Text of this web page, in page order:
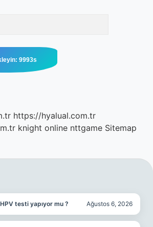
https://hyalual.com.tr
knight online nttgame Sitemap
testi yapıyor mu ? Ağustos 6, 2026